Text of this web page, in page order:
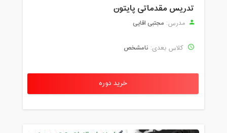
تدریس مقدماتی پایتون
مدرس: مجتبی اقایی
کلاس بعدی: نامشخص
خرید دوره